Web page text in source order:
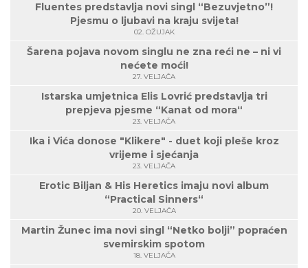
Fluentes predstavlja novi singl “Bezuvjetno”!
Pjesmu o ljubavi na kraju svijeta!
02. OŽUJAK
Šarena pojava novom singlu ne zna reći ne – ni vi
nećete moći!
27. VELJAČA
Istarska umjetnica Elis Lovrić predstavlja tri
prepjeva pjesme “Kanat od mora“
23. VELJAČA
Ika i Vića donose "Klikere" - duet koji pleše kroz
vrijeme i sjećanja
23. VELJAČA
Erotic Biljan & His Heretics imaju novi album
“Practical Sinners“
20. VELJAČA
Martin Žunec ima novi singl “Netko bolji” popraćen
svemirskim spotom
18. VELJAČA